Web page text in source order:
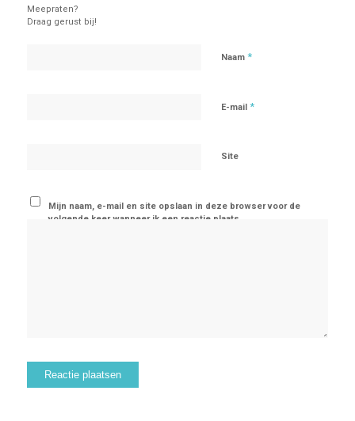
Meepraten?
Draag gerust bij!
Naam *
E-mail *
Site
Mijn naam, e-mail en site opslaan in deze browser voor de
volgende keer wanneer ik een reactie plaats.